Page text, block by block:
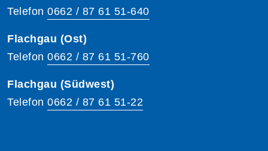
Telefon 0662 / 87 61 51-640
Flachgau (Ost)
Telefon 0662 / 87 61 51-760
Flachgau (Südwest)
Telefon 0662 / 87 61 51-22